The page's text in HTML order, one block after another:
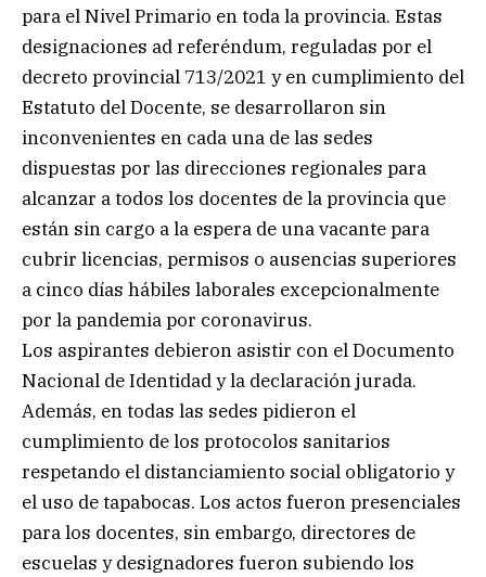
para el Nivel Primario en toda la provincia. Estas
designaciones ad referéndum, reguladas por el
decreto provincial 713/2021 y en cumplimiento del
Estatuto del Docente, se desarrollaron sin
inconvenientes en cada una de las sedes
dispuestas por las direcciones regionales para
alcanzar a todos los docentes de la provincia que
están sin cargo a la espera de una vacante para
cubrir licencias, permisos o ausencias superiores
a cinco días hábiles laborales excepcionalmente
por la pandemia por coronavirus.
Los aspirantes debieron asistir con el Documento
Nacional de Identidad y la declaración jurada.
Además, en todas las sedes pidieron el
cumplimiento de los protocolos sanitarios
respetando el distanciamiento social obligatorio y
el uso de tapabocas. Los actos fueron presenciales
para los docentes, sin embargo, directores de
escuelas y designadores fueron subiendo los